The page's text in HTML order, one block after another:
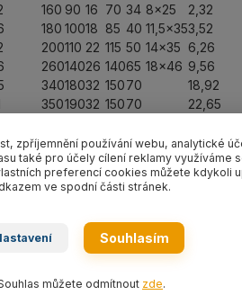
160
180
200
260
340
350
90
100
110
140
180
190
16
18
22
26
32
32
70
85
115
140
150
150
34
40
50
65
70
70
8x25
11,5x35
14x35
18x46
2,32
3,52
6,26
9,56
18,92
22,65
díly CARTEC G8
zpříjemnění používání webu, analytické
také pro účely cílení reklamy využíváme
preferencí cookies můžete kdykoli
ve spodní části stránek.
Souhlasím
můžete odmítnout zde.